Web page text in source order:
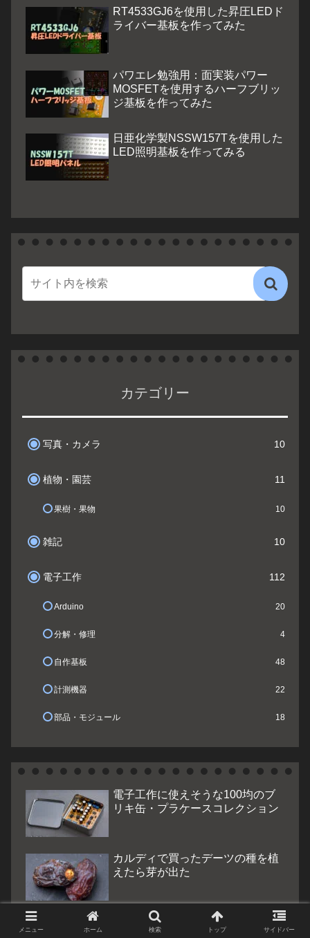
RT4533GJ6を使用した昇圧LEDド
ライバー基板を作ってみた
パワエレ勉強用：面実装パワー
MOSFETを使用するハーフブリッ
ジ基板を作ってみた
日亜化学製NSSW157Tを使用した
LED照明基板を作ってみる
カテゴリー
写真・カメラ 10
植物・園芸 11
果樹・果物 10
雑記 10
電子工作 112
Arduino 20
分解・修理 4
自作基板 48
計測機器 22
部品・モジュール 18
電子工作に使えそうな100均のブ
リキ缶・プラケースコレクション
カルディで買ったデーツの種を植
えたら芽が出た
100円ショップのボタン電池 酸化
銀SR44とアルカリLR44を比較し
メニュー ホーム 検索 トップ サイドバー